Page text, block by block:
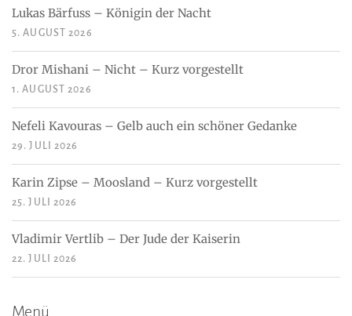
Lukas Bärfuss – Königin der Nacht
5. AUGUST 2026
Dror Mishani – Nicht – Kurz vorgestellt
1. AUGUST 2026
Nefeli Kavouras – Gelb auch ein schöner Gedanke
29. JULI 2026
Karin Zipse – Moosland – Kurz vorgestellt
25. JULI 2026
Vladimir Vertlib – Der Jude der Kaiserin
22. JULI 2026
Menü